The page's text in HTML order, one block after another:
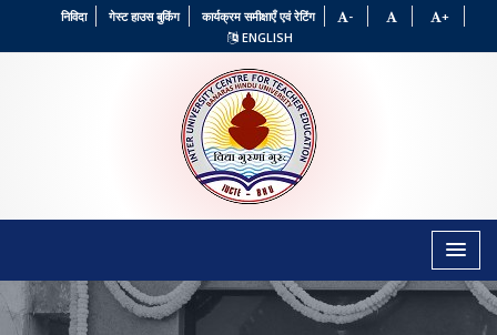
निविदा गेस्ट हाउस बुकिंग कार्यक्रम समीक्षाएँ एवं रेटिंग -
+
ENGLISH